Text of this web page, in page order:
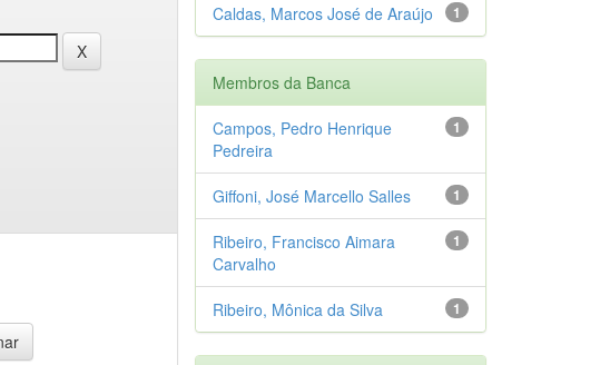
1
Caldas, Marcos José de Araújo
Membros da Banca
1
Campos, Pedro Henrique
Pedreira
1
Giffoni, José Marcello Salles
1
Ribeiro, Francisco Aimara
Carvalho
1
Ribeiro, Mônica da Silva